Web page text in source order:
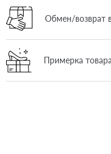
Обмен/возврат
Примерка